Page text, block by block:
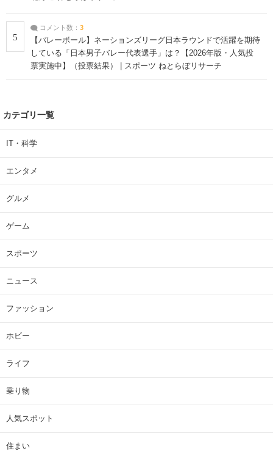
5
コメント数： 3
【バレーボール】ネーションズリーグ日本ラウンドで活躍を期待
している「日本男子バレー代表選手」は？【2026年版・人気投
票実施中】（投票結果） | スポーツ ねとらぼリサーチ
カテゴリ一覧
IT・科学
エンタメ
グルメ
ゲーム
スポーツ
ニュース
ファッション
ホビー
ライフ
乗り物
人気スポット
住まい